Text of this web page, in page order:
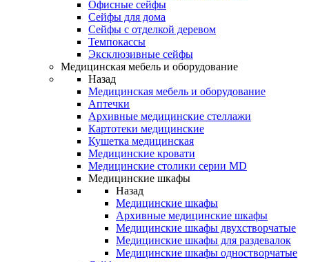
Офисные сейфы
Сейфы для дома
Сейфы с отделкой деревом
Темпокассы
Эксклюзивные сейфы
Медицинская мебель и оборудование
Назад
Медицинская мебель и оборудование
Аптечки
Архивные медицинские стеллажи
Картотеки медицинские
Кушетка медицинская
Медицинские кровати
Медицинские столики серии MD
Медицинские шкафы
Назад
Медицинские шкафы
Архивные медицинские шкафы
Медицинские шкафы двухстворчатые
Медицинские шкафы для раздевалок
Медицинские шкафы одностворчатые